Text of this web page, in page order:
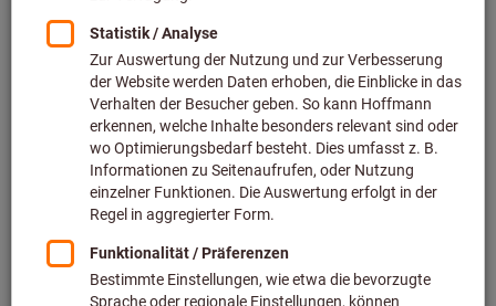
Über das Verfahren greifen Sie automatisch aus Ihrem ERP-
System oder Ihrer E-Procurement Plattform auf Ihren
Hoffmann Group eShop inklusive Ihrer personalisierten
Produktdaten und individuellen Preise zu. Für eine
Bestellung befüllen Sie wie gewohnt den Warenkorb und